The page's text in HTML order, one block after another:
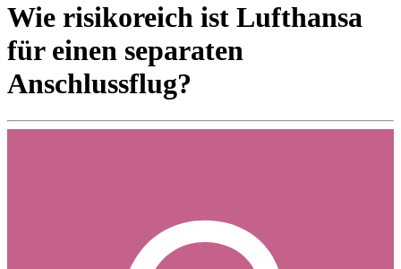
Wie risikoreich ist Lufthansa
für einen separaten
Anschlussflug?